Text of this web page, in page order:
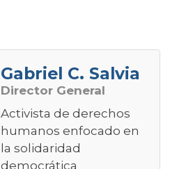
Gabriel C. Salvia
Director General
Activista de derechos
humanos enfocado en
la solidaridad
democrática